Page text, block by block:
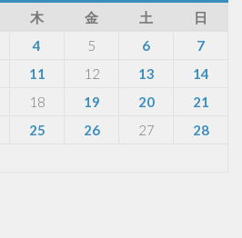
木 金 土
日
4 5 6
7
11 12 13
14
18 19 20
21
25 26 27
28